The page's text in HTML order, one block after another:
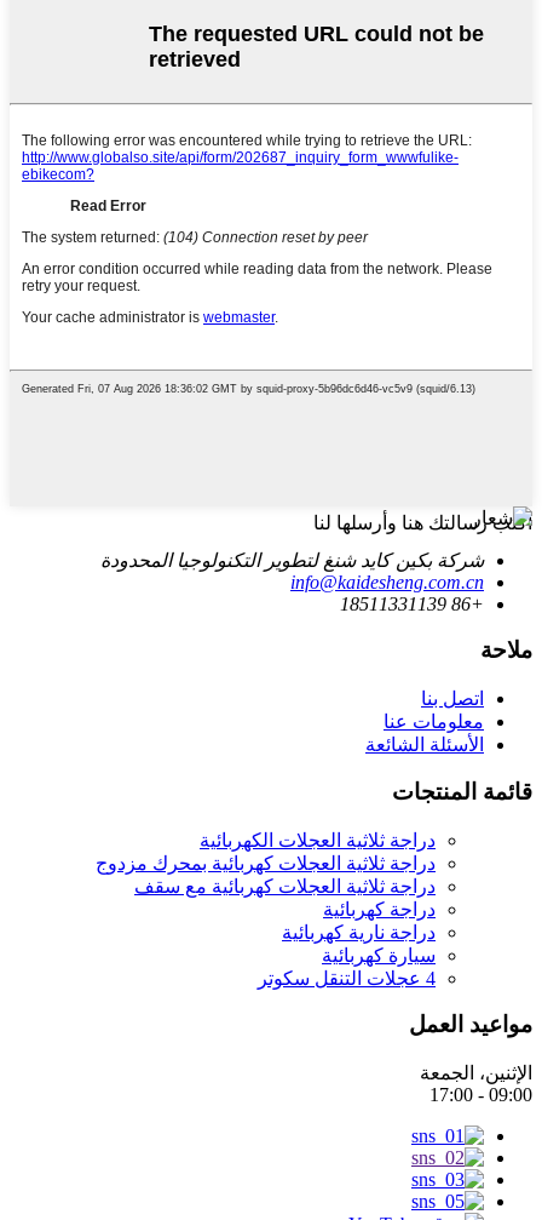
اكتب رسالتك هنا وأرسلها لنا
شركة بكين كايد شنغ لتطوير التكنولوجيا المحدودة
info@kaidesheng.com.cn
+86 18511331139
ملاحة
اتصل بنا
معلومات عنا
الأسئلة الشائعة
قائمة المنتجات
دراجة ثلاثية العجلات الكهربائية
دراجة ثلاثية العجلات كهربائية بمحرك مزدوج
دراجة ثلاثية العجلات كهربائية مع سقف
دراجة كهربائية
دراجة نارية كهربائية
سيارة كهربائية
4 عجلات التنقل سكوتر
مواعيد العمل
الإثنين، الجمعة
09:00 - 17:00